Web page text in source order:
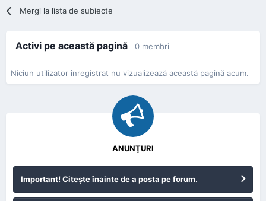
Mergi la lista de subiecte
Activi pe această pagină 0 membri
Niciun utilizator înregistrat nu vizualizează această pagină acum.
ANUNŢURI
Important! Citeşte înainte de a posta pe forum.